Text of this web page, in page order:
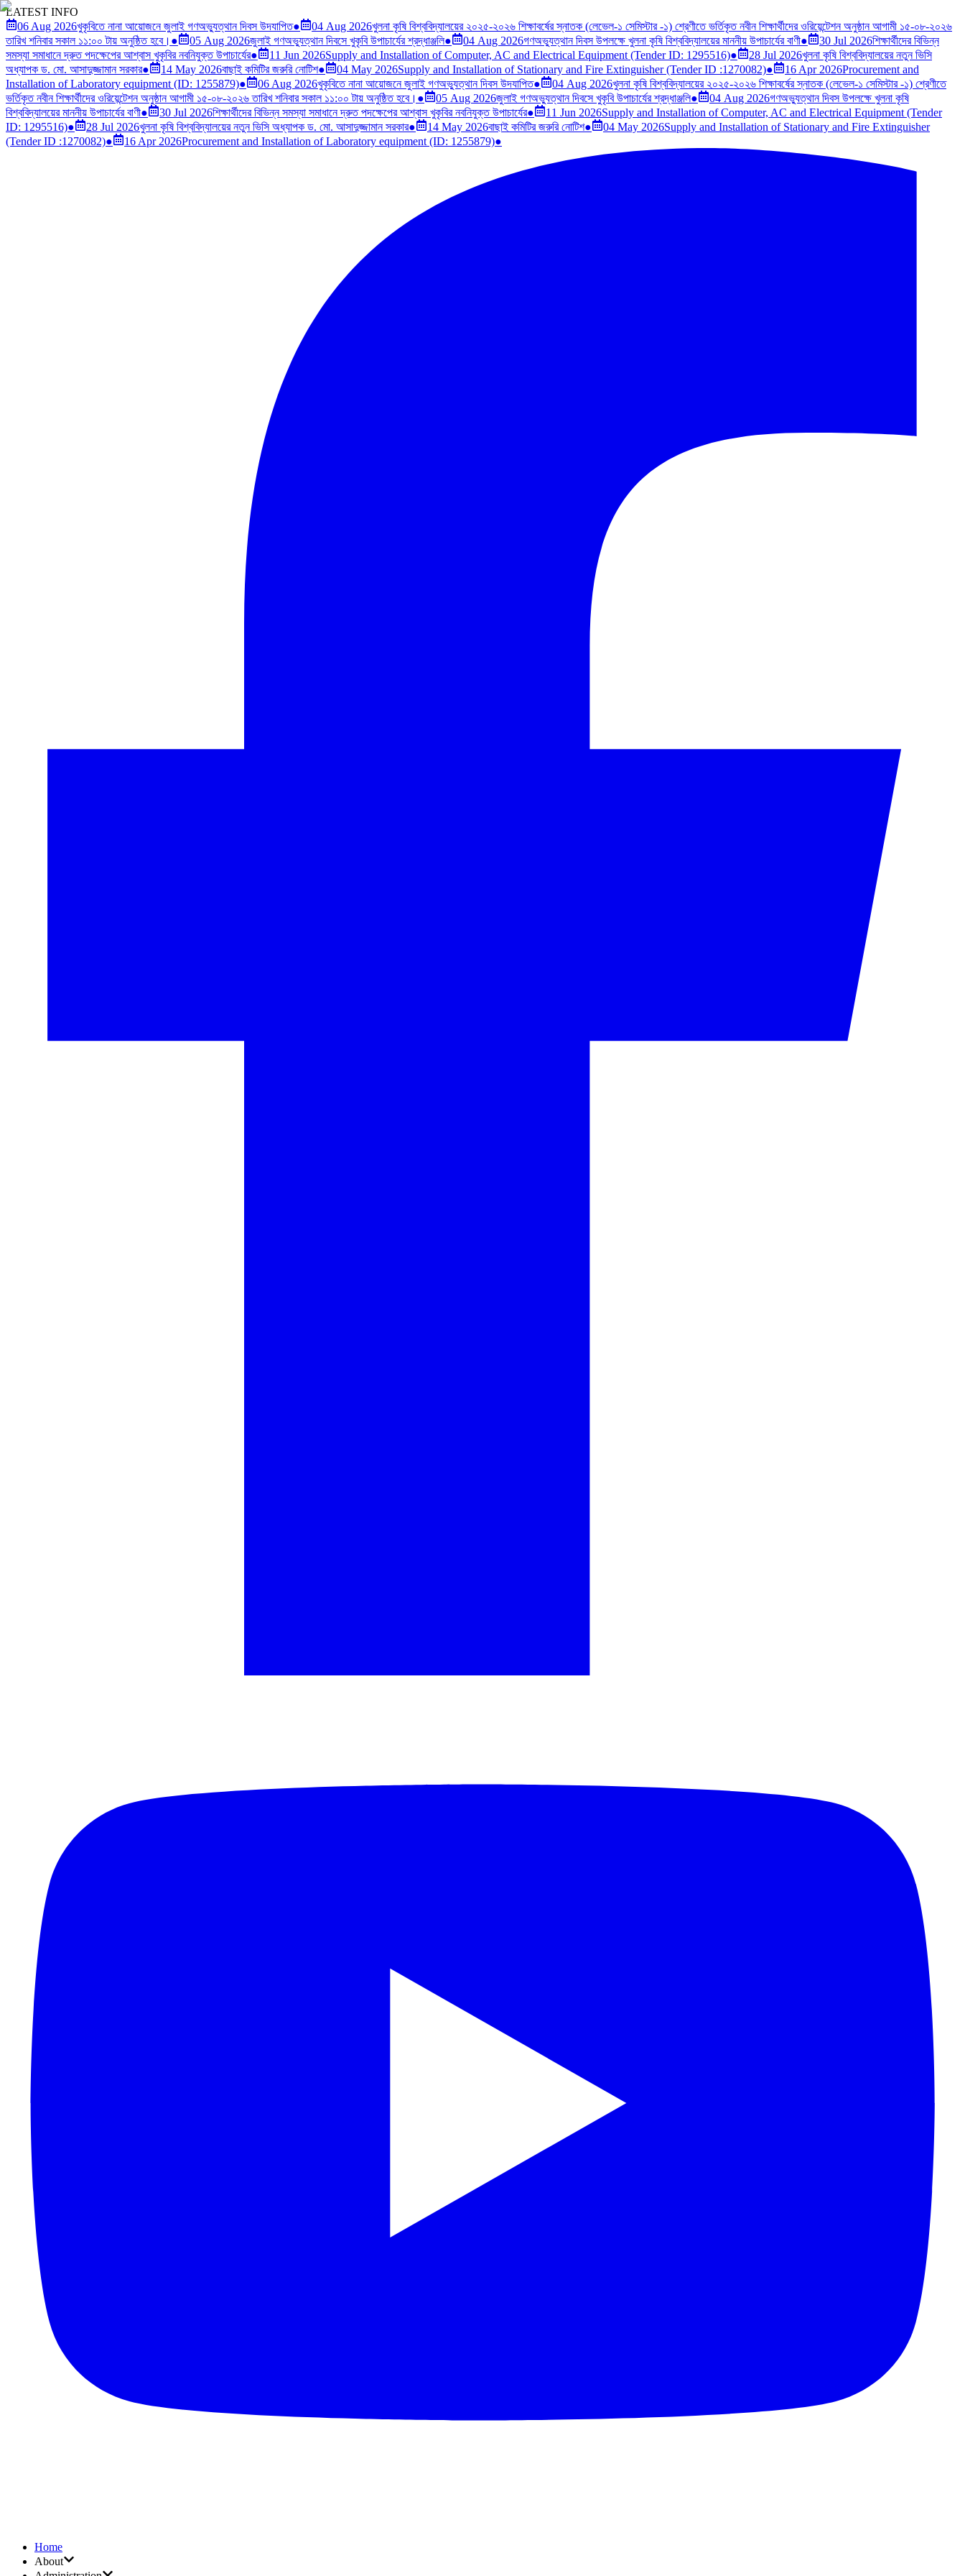
LATEST INFO
06 Aug 2026খুকৃবিতে নানা আয়োজনে জুলাই গণঅভ্যুত্থান দিবস উদযাপিত● 04 Aug 2026খুলনা কৃষি বিশ্ববিদ্যালয়ের ২০২৫-২০২৬ শিক্ষাবর্ষের স্নাতক (লেভেল-১ সেমিস্টার -১) শ্রেণীতে ভর্তিকৃত নবীন শিক্ষার্থীদের ওরিয়েন্টেশন অনুষ্ঠান আগামী ১৫-০৮-২০২৬
তারিখ শনিবার সকাল ১১:০০ টায় অনুষ্ঠিত হবে। ● 05 Aug 2026জুলাই গণঅভ্যুত্থান দিবসে খুকৃবি উপাচার্যের শ্রদ্ধাঞ্জলি● 04 Aug 2026গণঅভ্যুত্থান দিবস উপলক্ষে খুলনা কৃষি বিশ্ববিদ্যালয়ের মাননীয় উপাচার্যের বাণী● 30 Jul 2026শিক্ষার্থীদের বিভিন্ন
সমস্যা সমাধানে দ্রুত পদক্ষেপের আশ্বাস খুকৃবির নবনিযুক্ত উপাচার্যের● 11 Jun 2026Supply and Installation of Computer, AC and Electrical Equipment (Tender ID: 1295516)● 28 Jul 2026খুলনা কৃষি বিশ্ববিদ্যালয়ের নতুন ভিসি
অধ্যাপক ড. মো. আসাদুজ্জামান সরকার● 14 May 2026বাছাই কমিটির জরুরি নোটিশ● 04 May 2026Supply and Installation of Stationary and Fire Extinguisher (Tender ID :1270082)● 16 Apr 2026Procurement and
Installation of Laboratory equipment (ID: 1255879)● 06 Aug 2026খুকৃবিতে নানা আয়োজনে জুলাই গণঅভ্যুত্থান দিবস উদযাপিত● 04 Aug 2026খুলনা কৃষি বিশ্ববিদ্যালয়ের ২০২৫-২০২৬ শিক্ষাবর্ষের স্নাতক (লেভেল-১ সেমিস্টার -১) শ্রেণীতে
ভর্তিকৃত নবীন শিক্ষার্থীদের ওরিয়েন্টেশন অনুষ্ঠান আগামী ১৫-০৮-২০২৬ তারিখ শনিবার সকাল ১১:০০ টায় অনুষ্ঠিত হবে। ● 05 Aug 2026জুলাই গণঅভ্যুত্থান দিবসে খুকৃবি উপাচার্যের শ্রদ্ধাঞ্জলি● 04 Aug 2026গণঅভ্যুত্থান দিবস উপলক্ষে খুলনা কৃষি
বিশ্ববিদ্যালয়ের মাননীয় উপাচার্যের বাণী● 30 Jul 2026শিক্ষার্থীদের বিভিন্ন সমস্যা সমাধানে দ্রুত পদক্ষেপের আশ্বাস খুকৃবির নবনিযুক্ত উপাচার্যের● 11 Jun 2026Supply and Installation of Computer, AC and Electrical Equipment (Tender
ID: 1295516)● 28 Jul 2026খুলনা কৃষি বিশ্ববিদ্যালয়ের নতুন ভিসি অধ্যাপক ড. মো. আসাদুজ্জামান সরকার● 14 May 2026বাছাই কমিটির জরুরি নোটিশ● 04 May 2026Supply and Installation of Stationary and Fire Extinguisher
(Tender ID :1270082)● 16 Apr 2026Procurement and Installation of Laboratory equipment (ID: 1255879)●
Home
About